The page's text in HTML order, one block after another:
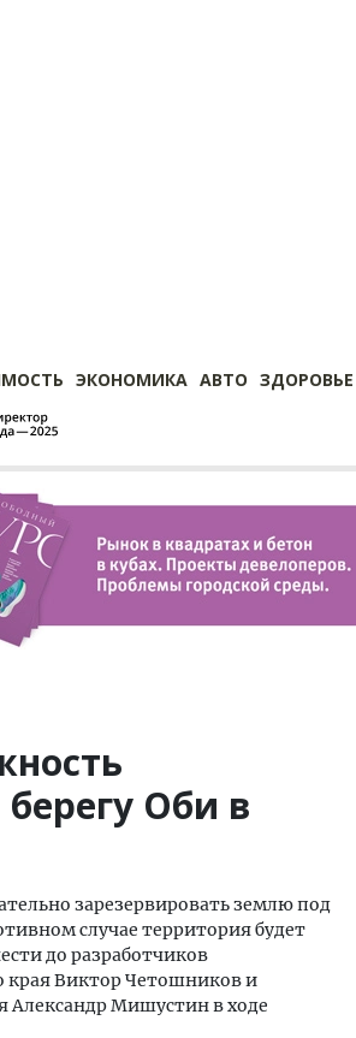
ЭКОНОМИКА АВТО ЗДОРОВЬЕ
Оби в
зарезервировать землю под
случае территория будет
до разработчиков
края Виктор Четошников и
Александр Мишустин в ходе